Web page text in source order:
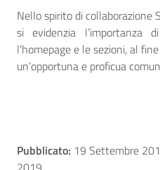
Nello spirito di collaborazione
si evidenzia l’importanza
l’homepage e le sezioni, al
un’opportuna e proficua
Pubblicato: 19 Settembre